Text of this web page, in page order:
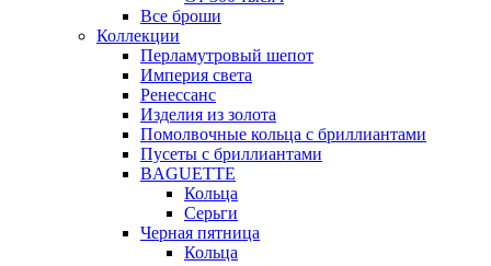
Все броши
Коллекции
Перламутровый шепот
Империя света
Ренессанс
Изделия из золота
Помолвочные кольца с бриллиантами
Пусеты с бриллиантами
BAGUETTE
Кольца
Серьги
Черная пятница
Кольца